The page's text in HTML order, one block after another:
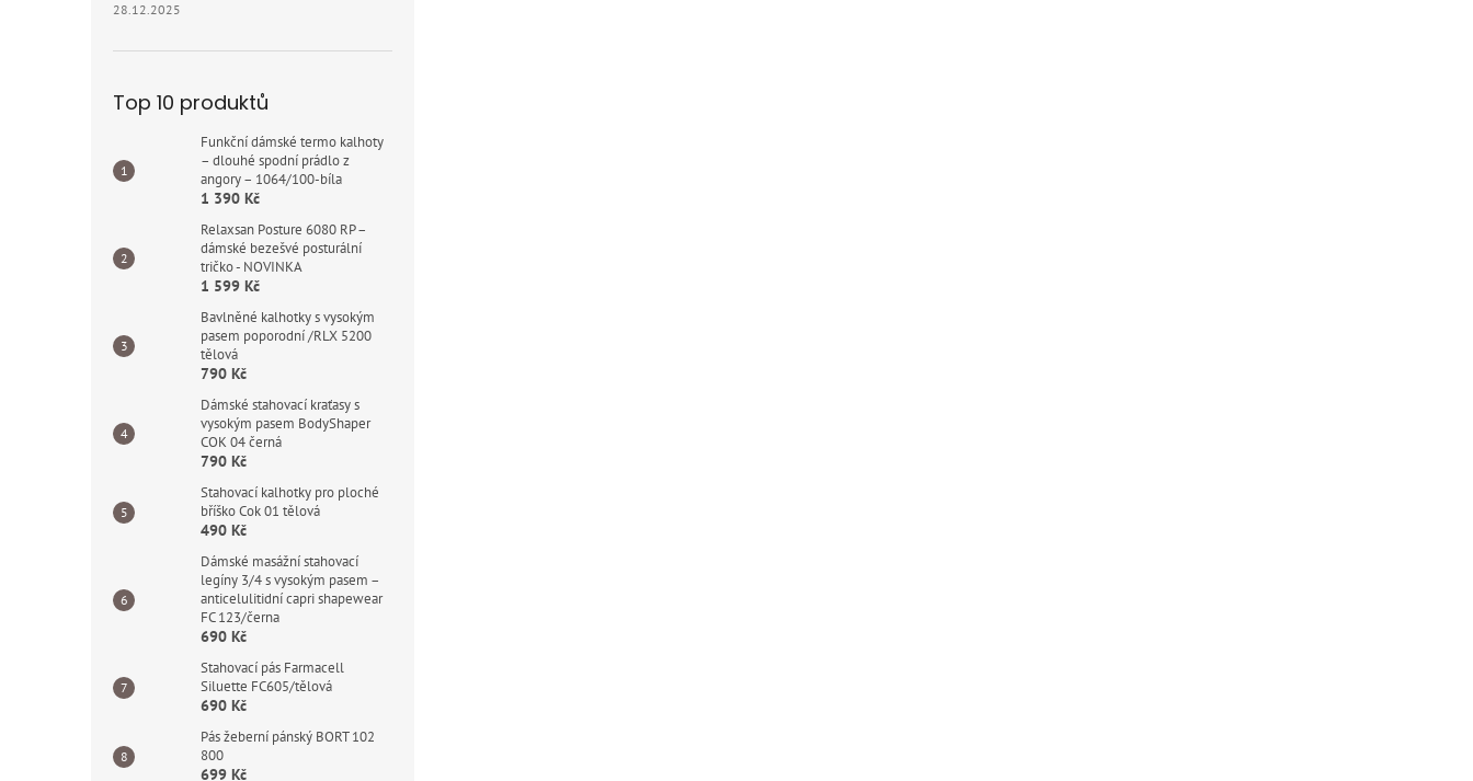
28.12.2025
Top 10 produktů
Funkční dámské termo kalhoty
– dlouhé spodní prádlo z
angory – 1064/100-bíla
1 390 Kč
Relaxsan Posture 6080 RP –
dámské bezešvé posturální
tričko - NOVINKA
1 599 Kč
Bavlněné kalhotky s vysokým
pasem poporodní /RLX 5200
tělová
790 Kč
Dámské stahovací kraťasy s
vysokým pasem BodyShaper
COK 04 černá
790 Kč
Stahovací kalhotky pro ploché
bříško Cok 01 tělová
490 Kč
Dámské masážní stahovací
legíny 3/4 s vysokým pasem –
anticelulitidní capri shapewear
FC 123/černa
690 Kč
Stahovací pás Farmacell
Siluette FC605/tělová
690 Kč
Pás žeberní pánský BORT 102
800
699 Kč